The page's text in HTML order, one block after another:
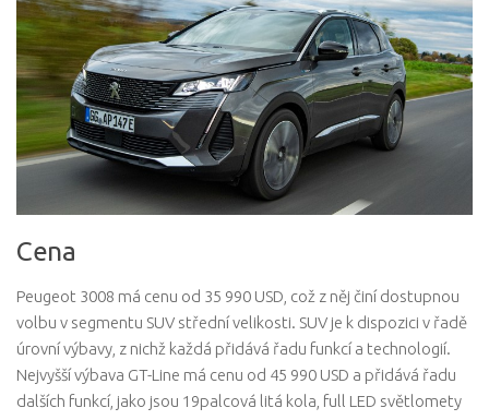
Cena
Peugeot 3008 má cenu od 35 990 USD, což z něj činí dostupnou
volbu v segmentu SUV střední velikosti. SUV je k dispozici v řadě
úrovní výbavy, z nichž každá přidává řadu funkcí a technologií.
Nejvyšší výbava GT-Line má cenu od 45 990 USD a přidává řadu
dalších funkcí, jako jsou 19palcová litá kola, full LED světlomety